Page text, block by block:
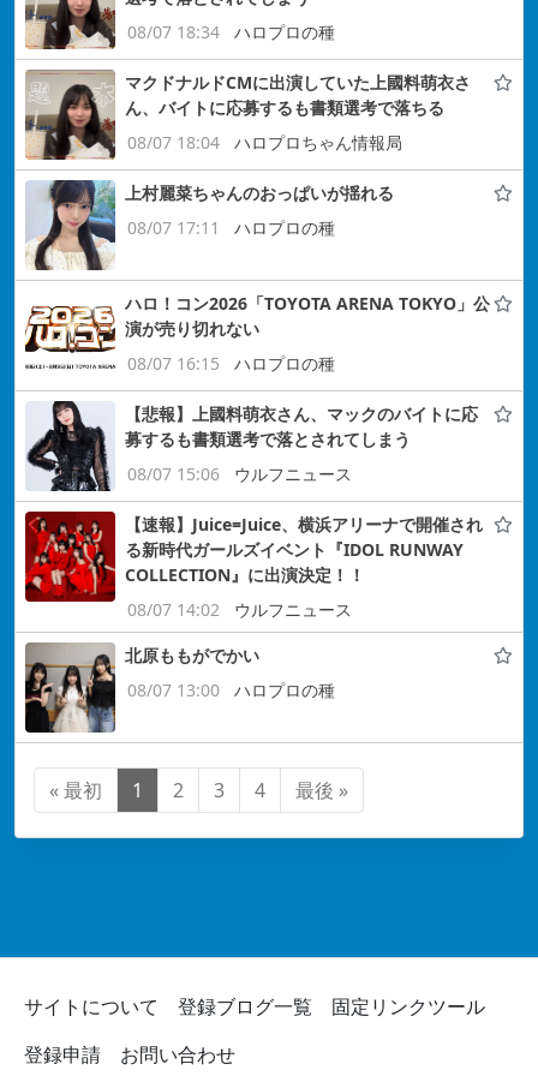
08/07 18:34
ハロプロの種
マクドナルドCMに出演していた上國料萌衣さ
ん、バイトに応募するも書類選考で落ちる
08/07 18:04
ハロプロちゃん情報局
上村麗菜ちゃんのおっぱいが揺れる
08/07 17:11
ハロプロの種
ハロ！コン2026「TOYOTA ARENA TOKYO」公
演が売り切れない
08/07 16:15
ハロプロの種
【悲報】上國料萌衣さん、マックのバイトに応
募するも書類選考で落とされてしまう
08/07 15:06
ウルフニュース
【速報】Juice=Juice、横浜アリーナで開催され
る新時代ガールズイベント『IDOL RUNWAY
COLLECTION』に出演決定！！
08/07 14:02
ウルフニュース
北原ももがでかい
08/07 13:00
ハロプロの種
« 最初 1 2 3 4 最後 »
サイトについて 登録ブログ一覧
固定リンクツール
登録申請
お問い合わせ